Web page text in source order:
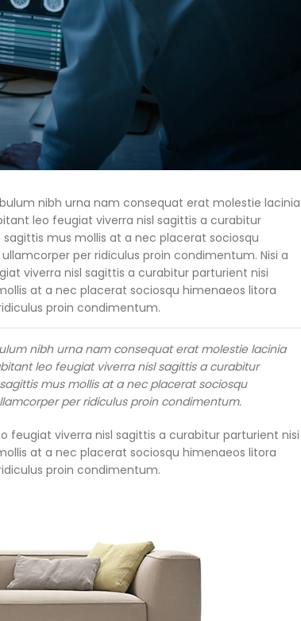
nibh urna nam consequat erat molestie lacinia
leo feugiat viverra nisl sagittis a curabitur
mus mollis at a nec placerat sociosqu
per ridiculus proin condimentum. Nisi a
viverra nisl sagittis a curabitur parturient nisi
at a nec placerat sociosqu himenaeos litora
proin condimentum.
nibh urna nam consequat erat molestie lacinia
leo feugiat viverra nisl sagittis a curabitur
mus mollis at a nec placerat sociosqu
per ridiculus proin condimentum.
feugiat viverra nisl sagittis a curabitur parturient nisi
at a nec placerat sociosqu himenaeos litora
proin condimentum.